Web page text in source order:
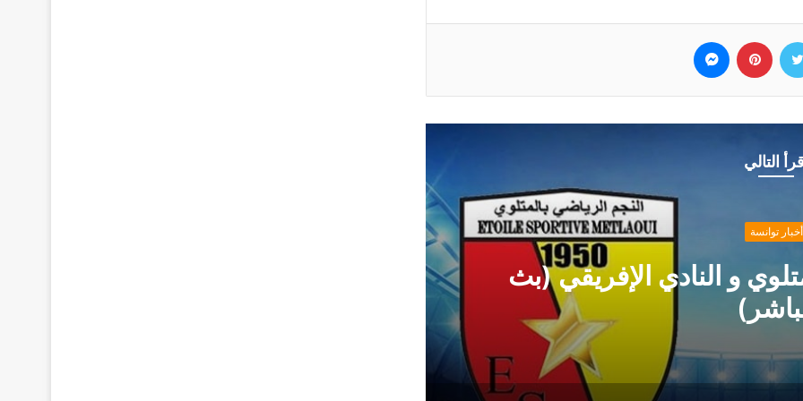
تويتر بينتيريست
التالي
أخبار توانسة
من حمدي المدب بخصوص ماهر الكنزاري